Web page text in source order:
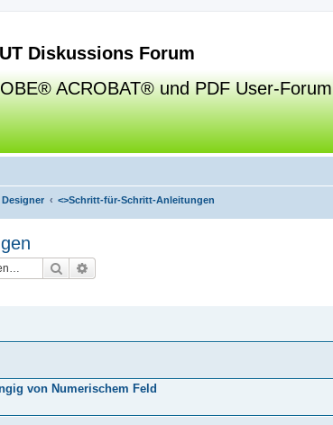
Diskussions Forum
ACROBAT® und PDF User-Forum
<>Schritt-für-Schritt-Anleitungen
Suche
von Numerischem Feld